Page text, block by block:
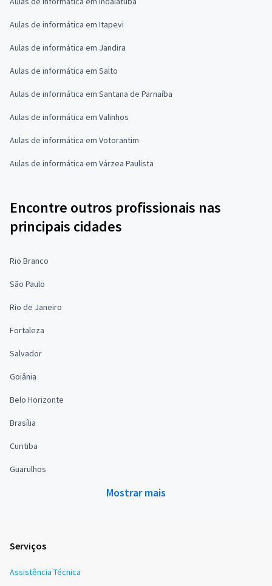
Aulas de informática em Itapevi
Aulas de informática em Jandira
Aulas de informática em Salto
Aulas de informática em Santana de Parnaíba
Aulas de informática em Valinhos
Aulas de informática em Votorantim
Aulas de informática em Várzea Paulista
Encontre outros profissionais nas
principais cidades
Rio Branco
São Paulo
Rio de Janeiro
Fortaleza
Salvador
Goiânia
Belo Horizonte
Brasília
Curitiba
Guarulhos
Mostrar mais
Serviços
Assistência Técnica